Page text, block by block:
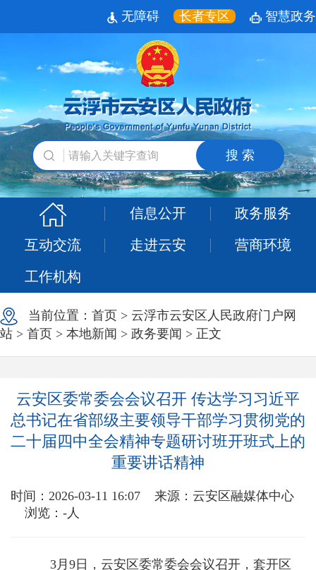
无障碍 长者专区 智慧政务
搜 索
信息公开 政务服务
互动交流 走进云安 营商环境
工作机构
当前位置： 首页 > 云浮市云安区人民政府门户网
站 > 首页 > 本地新闻 > 政务要闻 > 正文
云安区委常委会会议召开 传达学习习近平
总书记在省部级主要领导干部学习贯彻党的
二十届四中全会精神专题研讨班开班式上的
重要讲话精神
时间：2026-03-11 16:07
来源：云安区融媒体中心
浏览： -人
3月9日，云安区委常委会会议召开，套开区